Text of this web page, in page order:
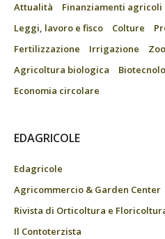
Attualità Finanziamenti agricoli
Leggi, lavoro e fisco
Colture
Fertilizzazione
Irrigazione
Agricoltura biologica
Economia circolare
EDAGRICOLE
Edagricole
Agricommercio & Garden Center
Rivista di Orticoltura e
Il Contoterzista